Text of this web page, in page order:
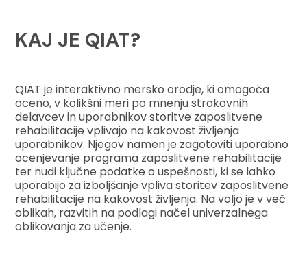
KAJ JE QIAT?
QIAT je interaktivno mersko orodje, ki omogoča
oceno, v kolikšni meri po mnenju strokovnih
delavcev in uporabnikov storitve zaposlitvene
rehabilitacije vplivajo na kakovost življenja
uporabnikov. Njegov namen je zagotoviti uporabno
ocenjevanje programa zaposlitvene rehabilitacije
ter nudi ključne podatke o uspešnosti, ki se lahko
uporabijo za izboljšanje vpliva storitev zaposlitvene
rehabilitacije na kakovost življenja. Na voljo je v več
oblikah, razvitih na podlagi načel univerzalnega
oblikovanja za učenje.